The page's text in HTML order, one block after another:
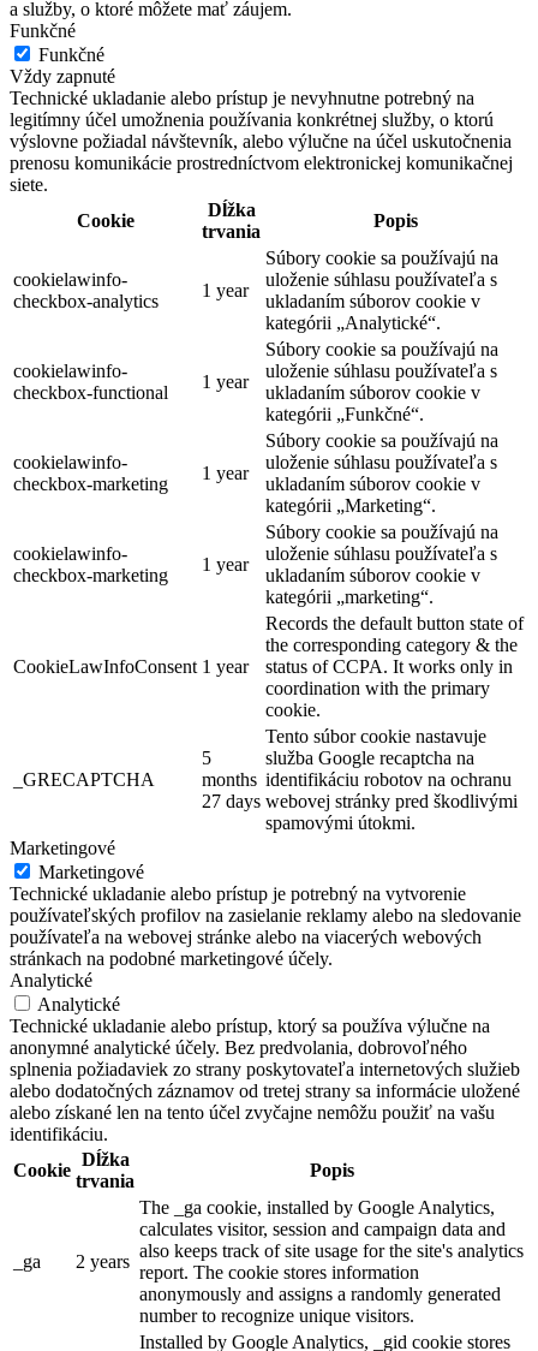
a služby, o ktoré môžete mať záujem.
Funkčné
Funkčné
Vždy zapnuté
Technické ukladanie alebo prístup je nevyhnutne potrebný na
legitímny účel umožnenia používania konkrétnej služby, o ktorú
výslovne požiadal návštevník, alebo výlučne na účel uskutočnenia
prenosu komunikácie prostredníctvom elektronickej komunikačnej
siete.
Cookie
Dĺžka
trvania
Popis
cookielawinfo-
checkbox-analytics
1 year
Súbory cookie sa používajú na
uloženie súhlasu používateľa s
ukladaním súborov cookie v
kategórii „Analytické“.
cookielawinfo-
checkbox-functional
1 year
Súbory cookie sa používajú na
uloženie súhlasu používateľa s
ukladaním súborov cookie v
kategórii „Funkčné“.
cookielawinfo-
checkbox-marketing
1 year
Súbory cookie sa používajú na
uloženie súhlasu používateľa s
ukladaním súborov cookie v
kategórii „Marketing“.
cookielawinfo-
checkbox-marketing
1 year
Súbory cookie sa používajú na
uloženie súhlasu používateľa s
ukladaním súborov cookie v
kategórii „marketing“.
CookieLawInfoConsent 1 year
Records the default button state of
the corresponding category & the
status of CCPA. It works only in
coordination with the primary
cookie.
_GRECAPTCHA
5
months
27 days
Tento súbor cookie nastavuje
služba Google recaptcha na
identifikáciu robotov na ochranu
webovej stránky pred škodlivými
spamovými útokmi.
Marketingové
Marketingové
Technické ukladanie alebo prístup je potrebný na vytvorenie
používateľských profilov na zasielanie reklamy alebo na sledovanie
používateľa na webovej stránke alebo na viacerých webových
stránkach na podobné marketingové účely.
Analytické
Analytické
Technické ukladanie alebo prístup, ktorý sa používa výlučne na
anonymné analytické účely. Bez predvolania, dobrovoľného
splnenia požiadaviek zo strany poskytovateľa internetových služieb
alebo dodatočných záznamov od tretej strany sa informácie uložené
alebo získané len na tento účel zvyčajne nemôžu použiť na vašu
identifikáciu.
Cookie
Dĺžka
trvania
Popis
_ga 2 years
The _ga cookie, installed by Google Analytics,
calculates visitor, session and campaign data and
also keeps track of site usage for the site's analytics
report. The cookie stores information
anonymously and assigns a randomly generated
number to recognize unique visitors.
Installed by Google Analytics, _gid cookie stores